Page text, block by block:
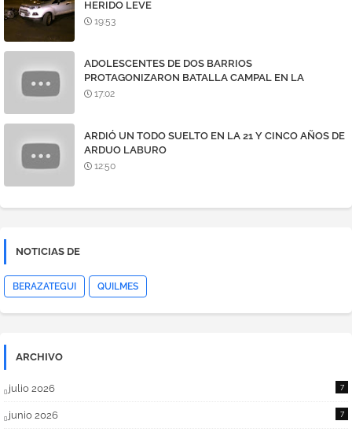
HERIDO LEVE
19:53
ADOLESCENTES DE DOS BARRIOS
PROTAGONIZARON BATALLA CAMPAL EN LA
AVENIDA 7
17:02
ARDIÓ UN TODO SUELTO EN LA 21 Y CINCO AÑOS DE
ARDUO LABURO
12:50
NOTICIAS DE
BERAZATEGUI QUILMES
ARCHIVO
julio 2026 7
junio 2026 7